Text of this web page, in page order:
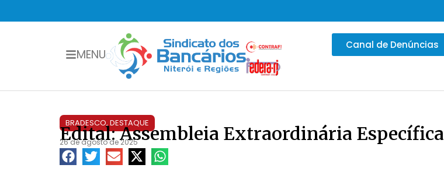
MENU
Canal de Denúncias
BRADESCO, DESTAQUE
Edital: Assembleia Extraordinária Específica
26 de agosto de 2025